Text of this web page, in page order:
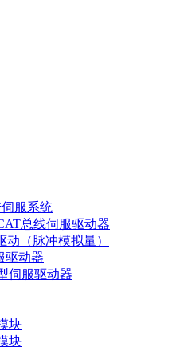
服系统
总线伺服驱动器
（脉冲模拟量）
驱动器
伺服驱动器
块
块